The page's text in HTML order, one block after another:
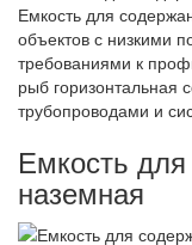
Емкость для
объектов с низкими
требованиями к
рыб горизонтальная
трубопроводами и
Емкость
наземная